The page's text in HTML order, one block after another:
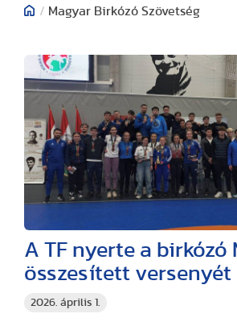
/ Magyar Birkózó Szövetség
2026. április 1.
A TF nyerte a birkózó
összesített versenyét